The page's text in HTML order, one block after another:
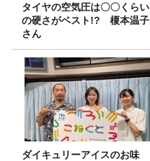
タイヤの空気圧は〇〇くらい
の硬さがベスト!? 榎本温子
さん
ダイキュリーアイスのお味